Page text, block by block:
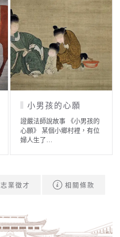
小男孩的心願
證嚴法師說故事 《小男孩的
心願》 某個小鄉村裡，有位
婦人生了…
志業徵才 相關條款